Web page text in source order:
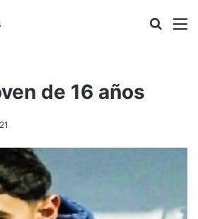
Buscar
de 16 años